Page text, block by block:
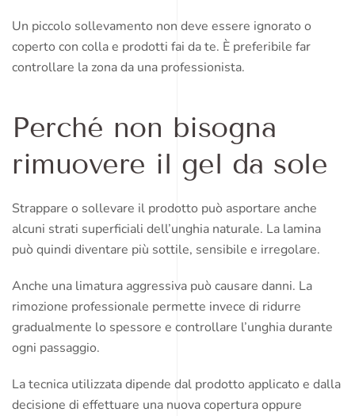
Un piccolo sollevamento non deve essere ignorato o
coperto con colla e prodotti fai da te. È preferibile far
controllare la zona da una professionista.
Perché non bisogna
rimuovere il gel da sole
Strappare o sollevare il prodotto può asportare anche
alcuni strati superficiali dell’unghia naturale. La lamina
può quindi diventare più sottile, sensibile e irregolare.
Anche una limatura aggressiva può causare danni. La
rimozione professionale permette invece di ridurre
gradualmente lo spessore e controllare l’unghia durante
ogni passaggio.
La tecnica utilizzata dipende dal prodotto applicato e dalla
decisione di effettuare una nuova copertura oppure